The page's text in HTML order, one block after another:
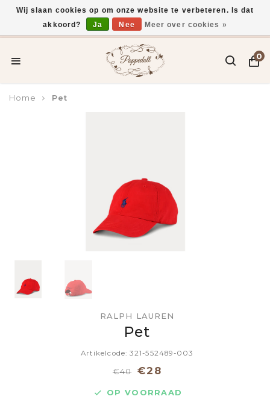
Voor 15:00 uur besteld, vandaag verzonden*
0
Home Pet
RALPH LAUREN
Pet
Artikelcode: 321-552489-003
€40 €28
OP VOORRAAD
Wij slaan cookies op om onze website te verbeteren. Is dat
akkoord?
Ja Nee Meer over cookies »